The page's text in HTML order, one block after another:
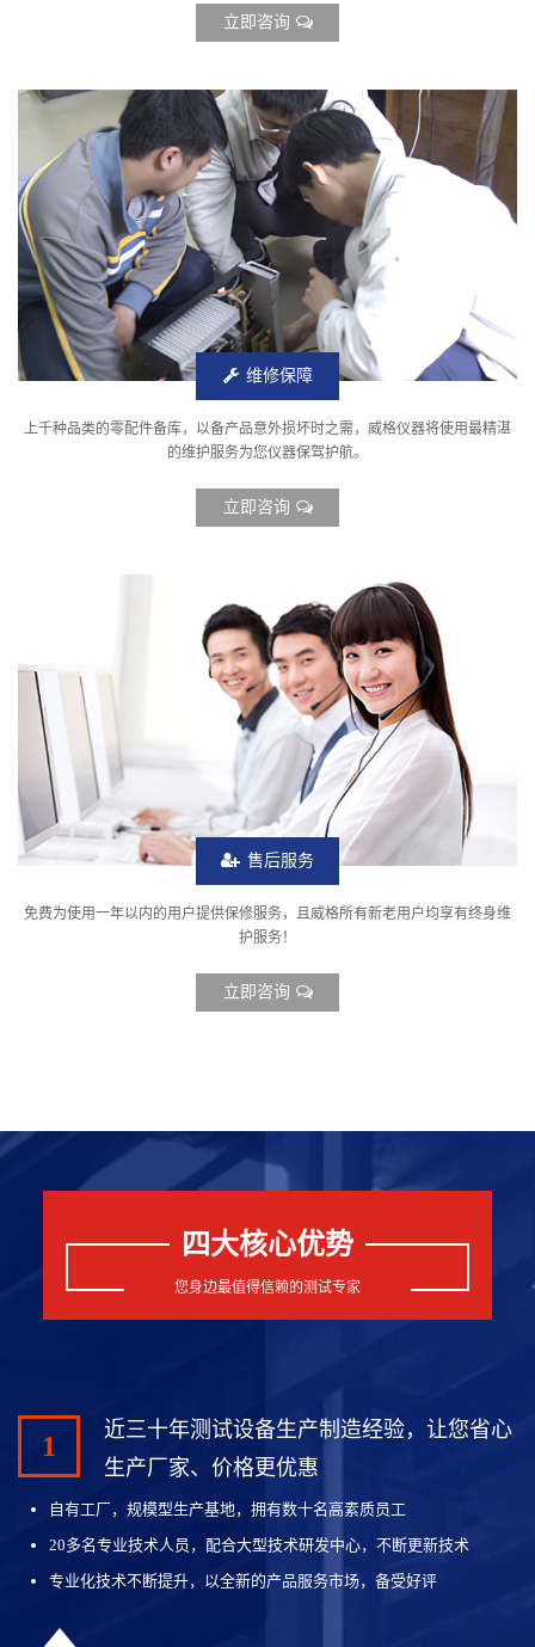
立即咨询
维修保障
上千种品类的零配件备库，以备产品意外损坏时之需，威格仪器将使用最精湛
的维护服务为您仪器保驾护航。
立即咨询
售后服务
免费为使用一年以内的用户提供保修服务，且威格所有新老用户均享有终身维
护服务！
立即咨询
四大核心优势
您身边最值得信赖的测试专家
1
近三十年测试设备生产制造经验，让您省心
生产厂家、价格更优惠
自有工厂，规模型生产基地，拥有数十名高素质员工
20多名专业技术人员，配合大型技术研发中心，不断更新技术
专业化技术不断提升，以全新的产品服务市场，备受好评